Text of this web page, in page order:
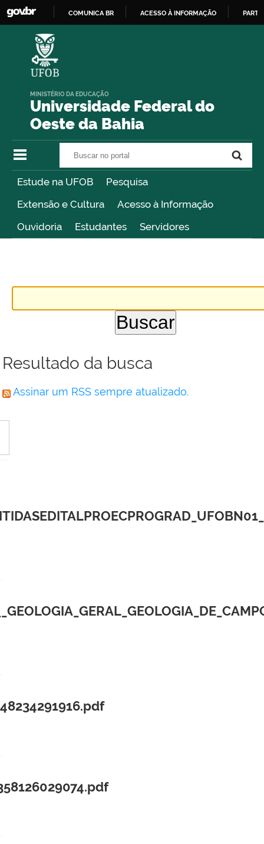
COMUNICA BR ACESSO À INFORMAÇÃO
Universidade Federal do
Oeste da Bahia
MINISTÉRIO DA EDUCAÇÃO
Estude na UFOB
Pesquisa
Extensão e Cultura
Acesso à Informação
Ouvidoria
Estudantes Servidores
Resultado da busca
Assinar um RSS sempre atualizado.